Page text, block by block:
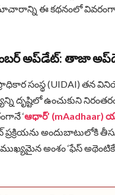
ఈ కథనంలో
అప్‌డేట్: తాజా
ప్రాధికార సంస్థ (UIDAI) తన
దృష్టిలో ఉంచుకుని
‘ఆధార్’ (mAadhaar)
అందుబాటులోకి
అంశం ‘ఫేస్